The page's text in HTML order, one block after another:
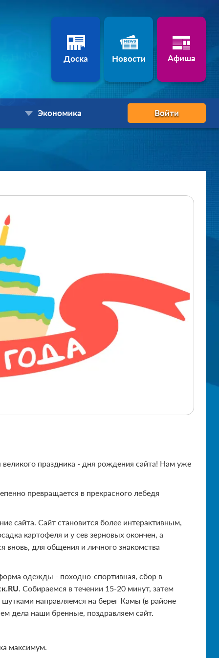
Доска Новости Афиша
Экономика Войти
праздника - дня рождения сайта! Нам уже
превращается в прекрасного лебедя
сайта. Сайт становится более интерактивным,
картофеля и у сев зерновых окончен, а
вновь, для общения и личного знакомства
одежды - походно-спортивная, сбор в
. Собираемся в течении 15-20 минут, затем
направляемся на берег Камы (в районе
дела наши бренные, поздравляем сайт.
максимум.